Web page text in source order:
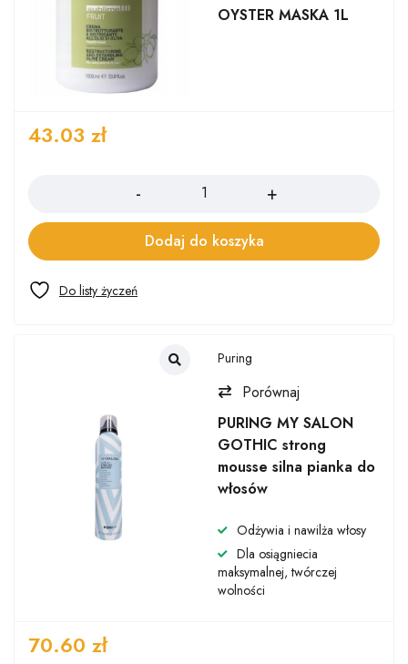
OYSTER MASKA 1L
43.03 zł
Dodaj do koszyka
Puring
Porównaj
PURING MY SALON
GOTHIC strong
mousse silna pianka do
włosów
Odżywia i nawilża włosy
Dla osiągniecia
maksymalnej, twórczej
wolności
70.60 zł